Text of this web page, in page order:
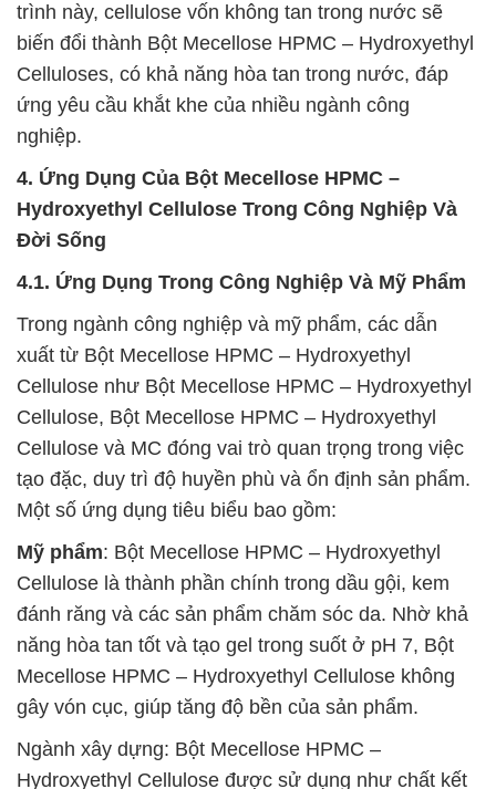
trình này, cellulose vốn không tan trong nước sẽ
biến đổi thành Bột Mecellose HPMC – Hydroxyethyl
Celluloses, có khả năng hòa tan trong nước, đáp
ứng yêu cầu khắt khe của nhiều ngành công
nghiệp.
4. Ứng Dụng Của Bột Mecellose HPMC –
Hydroxyethyl Cellulose Trong Công Nghiệp Và
Đời Sống
4.1. Ứng Dụng Trong Công Nghiệp Và Mỹ Phẩm
Trong ngành công nghiệp và mỹ phẩm, các dẫn
xuất từ Bột Mecellose HPMC – Hydroxyethyl
Cellulose như Bột Mecellose HPMC – Hydroxyethyl
Cellulose, Bột Mecellose HPMC – Hydroxyethyl
Cellulose và MC đóng vai trò quan trọng trong việc
tạo đặc, duy trì độ huyền phù và ổn định sản phẩm.
Một số ứng dụng tiêu biểu bao gồm:
Mỹ phẩm: Bột Mecellose HPMC – Hydroxyethyl
Cellulose là thành phần chính trong dầu gội, kem
đánh răng và các sản phẩm chăm sóc da. Nhờ khả
năng hòa tan tốt và tạo gel trong suốt ở pH 7, Bột
Mecellose HPMC – Hydroxyethyl Cellulose không
gây vón cục, giúp tăng độ bền của sản phẩm.
Ngành xây dựng: Bột Mecellose HPMC –
Hydroxyethyl Cellulose được sử dụng như chất kết